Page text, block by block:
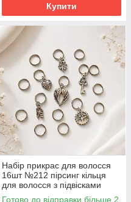
Купити
Набір прикрас для волосся
16шт №212 пірсинг кільця
для волосся з підвісками
Готово до відправки більше 2